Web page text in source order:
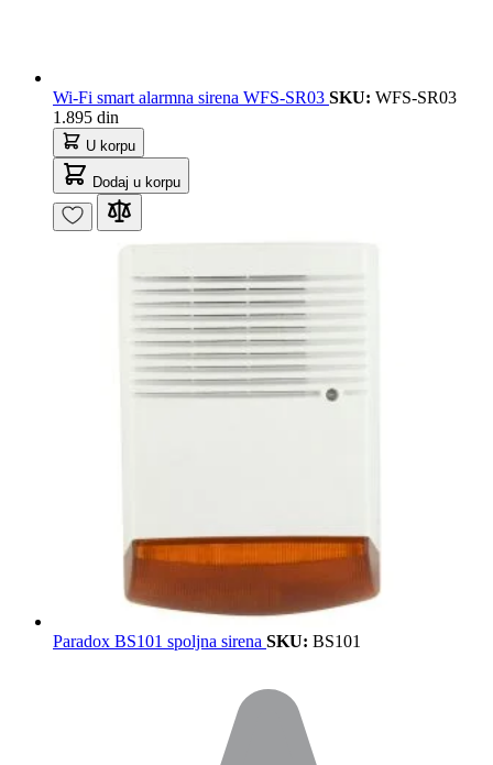
Wi-Fi smart alarmna sirena WFS-SR03 SKU: WFS-SR03
1.895 din
U korpu
Dodaj u korpu
Paradox BS101 spoljna sirena SKU: BS101